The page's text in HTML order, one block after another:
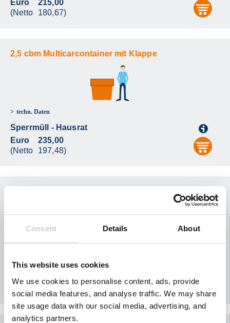
Consent Details About
This website uses cookies
We use cookies to personalise content, ads, provide
social media features, and analyse traffic. We may share
site usage data with our social media, advertising, and
analytics partners.
Euro
(Netto
215,00
180,67)
2,5 cbm Multicarcontainer mit Klappe
techn. Daten
Sperrmüll - Hausrat
Euro
(Netto
235,00
197,48)
Sperrmüll - Hausrat
Euro
330,00